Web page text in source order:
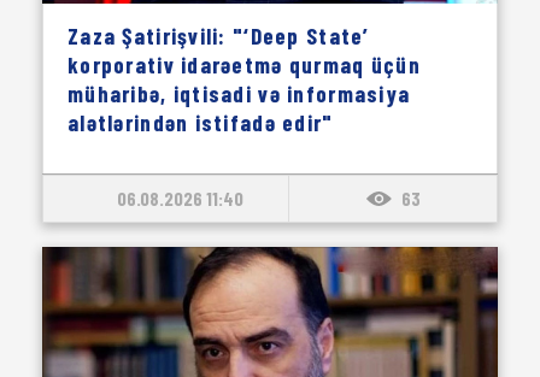
Zaza Şatirişvili: "‘Deep State’
korporativ idarəetmə qurmaq üçün
müharibə, iqtisadi və informasiya
alətlərindən istifadə edir"
06.08.2026 11:40 63